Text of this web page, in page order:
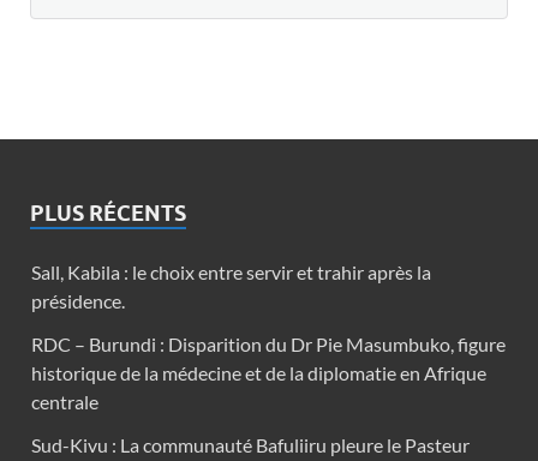
PLUS RÉCENTS
Sall, Kabila : le choix entre servir et trahir après la
présidence.
RDC – Burundi : Disparition du Dr Pie Masumbuko, figure
historique de la médecine et de la diplomatie en Afrique
centrale
Sud-Kivu : La communauté Bafuliiru pleure le Pasteur